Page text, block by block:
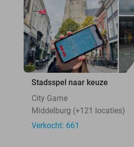
Stadsspel naar keuze
City Game
Middelburg (+121 locaties)
Verkocht: 661